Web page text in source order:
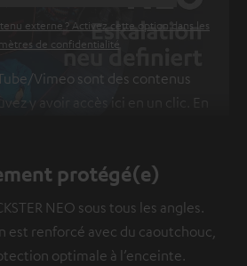
externe ? Activez cette option dans les
de confidentialité
Vimeo sont des contenus
y avoir accès ici en un clic. En
individuelles peuvent être
plateforme tierce.
Vous en
dans notre politique de
confidentialité
protégé(e)
NEO sous tous les angles.
est renforcé avec du caoutchouc,
optimale à l’enceinte.